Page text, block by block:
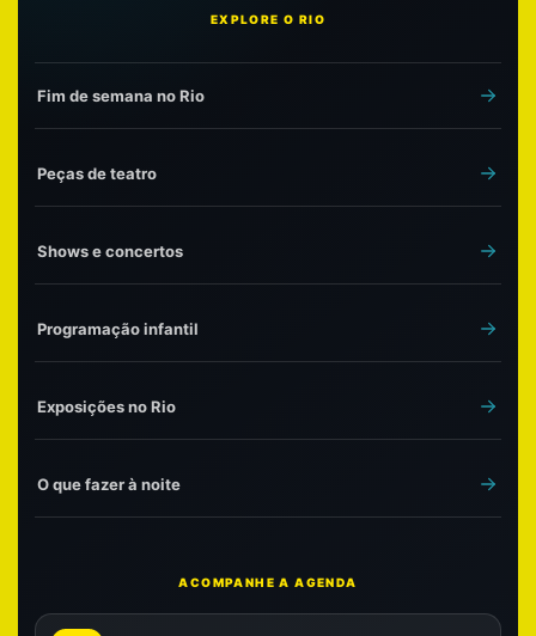
EXPLORE O RIO
Fim de semana no Rio
Peças de teatro
Shows e concertos
Programação infantil
Exposições no Rio
O que fazer à noite
ACOMPANHE A AGENDA